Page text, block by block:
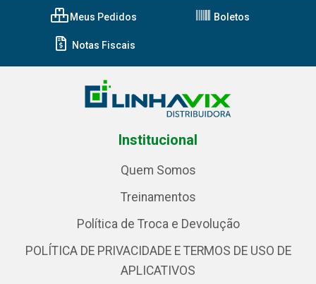
Meus Pedidos Boletos
Notas Fiscais
Institucional
Quem Somos
Treinamentos
Política de Troca e Devolução
POLÍTICA DE PRIVACIDADE E TERMOS DE USO DE
APLICATIVOS